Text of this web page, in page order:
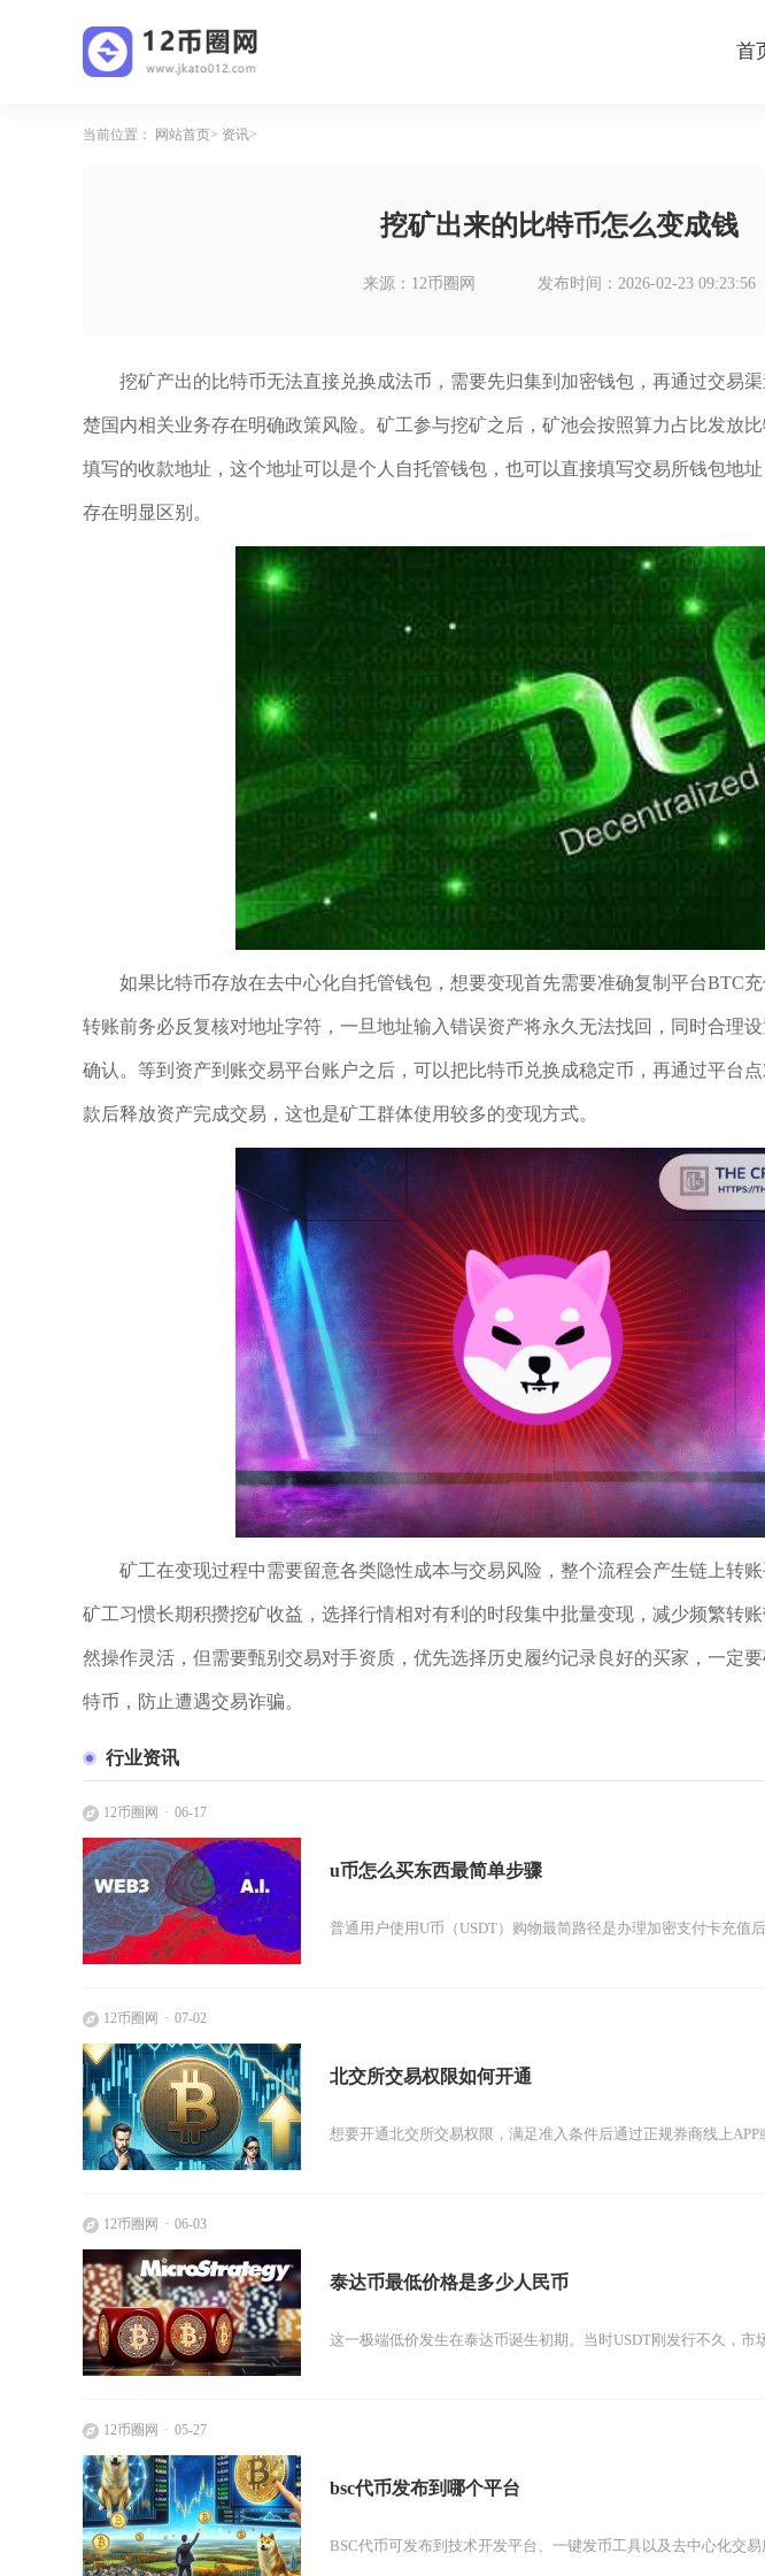
首
当前位置： 网站首页 资讯
挖矿出来的比特币怎么变成钱
来源：12币圈网 发布时间：2026-02-23 09:23:56
挖矿产出的比特币无法直接兑换成法币，需要先归集到加密钱包，再通过交易
楚国内相关业务存在明确政策风险。矿工参与挖矿之后，矿池会按照算力占比发放
填写的收款地址，这个地址可以是个人自托管钱包，也可以直接填写交易所钱包地
存在明显区别。
如果比特币存放在去中心化自托管钱包，想要变现首先需要准确复制平台BTC充
转账前务必反复核对地址字符，一旦地址输入错误资产将永久无法找回，同时合理
确认。等到资产到账交易平台账户之后，可以把比特币兑换成稳定币，再通过平台
款后释放资产完成交易，这也是矿工群体使用较多的变现方式。
矿工在变现过程中需要留意各类隐性成本与交易风险，整个流程会产生链上转
矿工习惯长期积攒挖矿收益，选择行情相对有利的时段集中批量变现，减少频繁转
然操作灵活，但需要甄别交易对手资质，优先选择历史履约记录良好的买家，一定
特币，防止遭遇交易诈骗。
行业资讯
12币圈网 06-17
u币怎么买东西最简单步骤
普通用户使用U币（USDT）购物最简路径是办理加密支付卡充值
12币圈网 07-02
北交所交易权限如何开通
想要开通北交所交易权限，满足准入条件后通过正规券商线上
12币圈网 06-03
泰达币最低价格是多少人民币
这一极端低价发生在泰达币诞生初期。当时USDT刚发行不久，市
12币圈网 05-27
bsc代币发布到哪个平台
BSC代币可发布到技术开发平台、一键发币工具以及去中心化交易